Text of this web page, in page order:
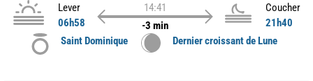
Lever
06h58
14:41
-3 min
Coucher
21h40
Saint Dominique
Dernier croissant de Lune